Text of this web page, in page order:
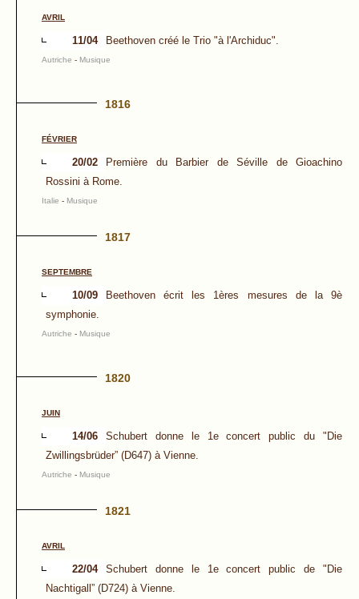
AVRIL
11/04 Beethoven créé le Trio "à l'Archiduc".
Autriche - Musique
1816
FÉVRIER
20/02
Première du Barbier de Séville de Gioachino
Rossini à Rome.
Italie - Musique
1817
SEPTEMBRE
10/09
Beethoven écrit les 1ères mesures de la 9è
symphonie.
Autriche - Musique
1820
JUIN
14/06
Schubert donne le 1e concert public du "Die
Zwillingsbrüder” (D647) à Vienne.
Autriche - Musique
1821
AVRIL
22/04
Schubert donne le 1e concert public de "Die
Nachtigall” (D724) à Vienne.